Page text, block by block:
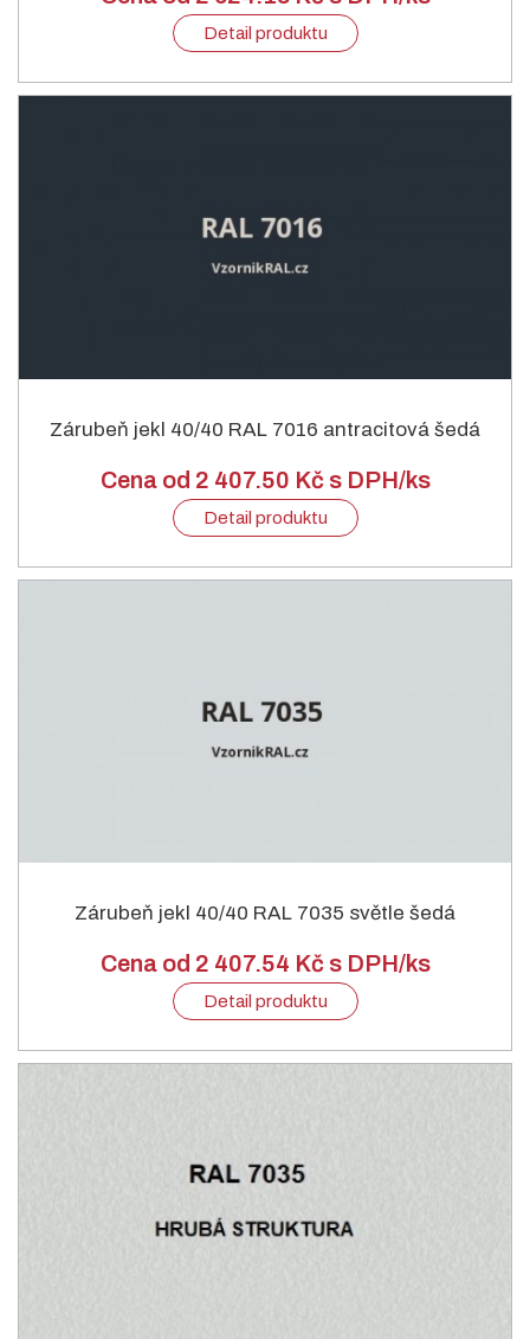
Detail produktu
Zárubeň jekl 40/40 RAL 7016 antracitová šedá
Cena od 2 407.50 Kč s DPH/ks
Detail produktu
Zárubeň jekl 40/40 RAL 7035 světle šedá
Cena od 2 407.54 Kč s DPH/ks
Detail produktu